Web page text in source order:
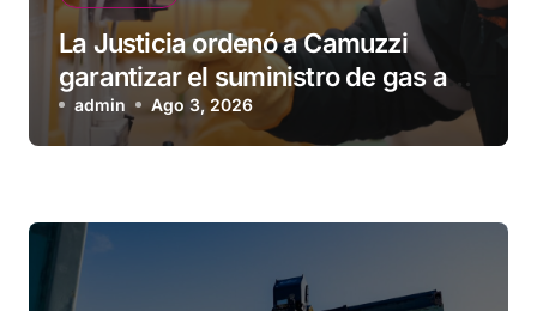
La Justicia ordenó a Camuzzi
garantizar el suministro de gas a
una familia de Tolhuin
admin Ago 3, 2026